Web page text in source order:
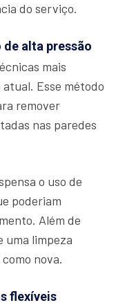
do serviço.
alta pressão
mais
Esse método
remover
nas paredes
o uso de
poderiam
Além de
uma limpeza
nova.
flexíveis